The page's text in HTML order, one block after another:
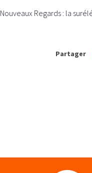
Nouveaux Regards : la
Partager